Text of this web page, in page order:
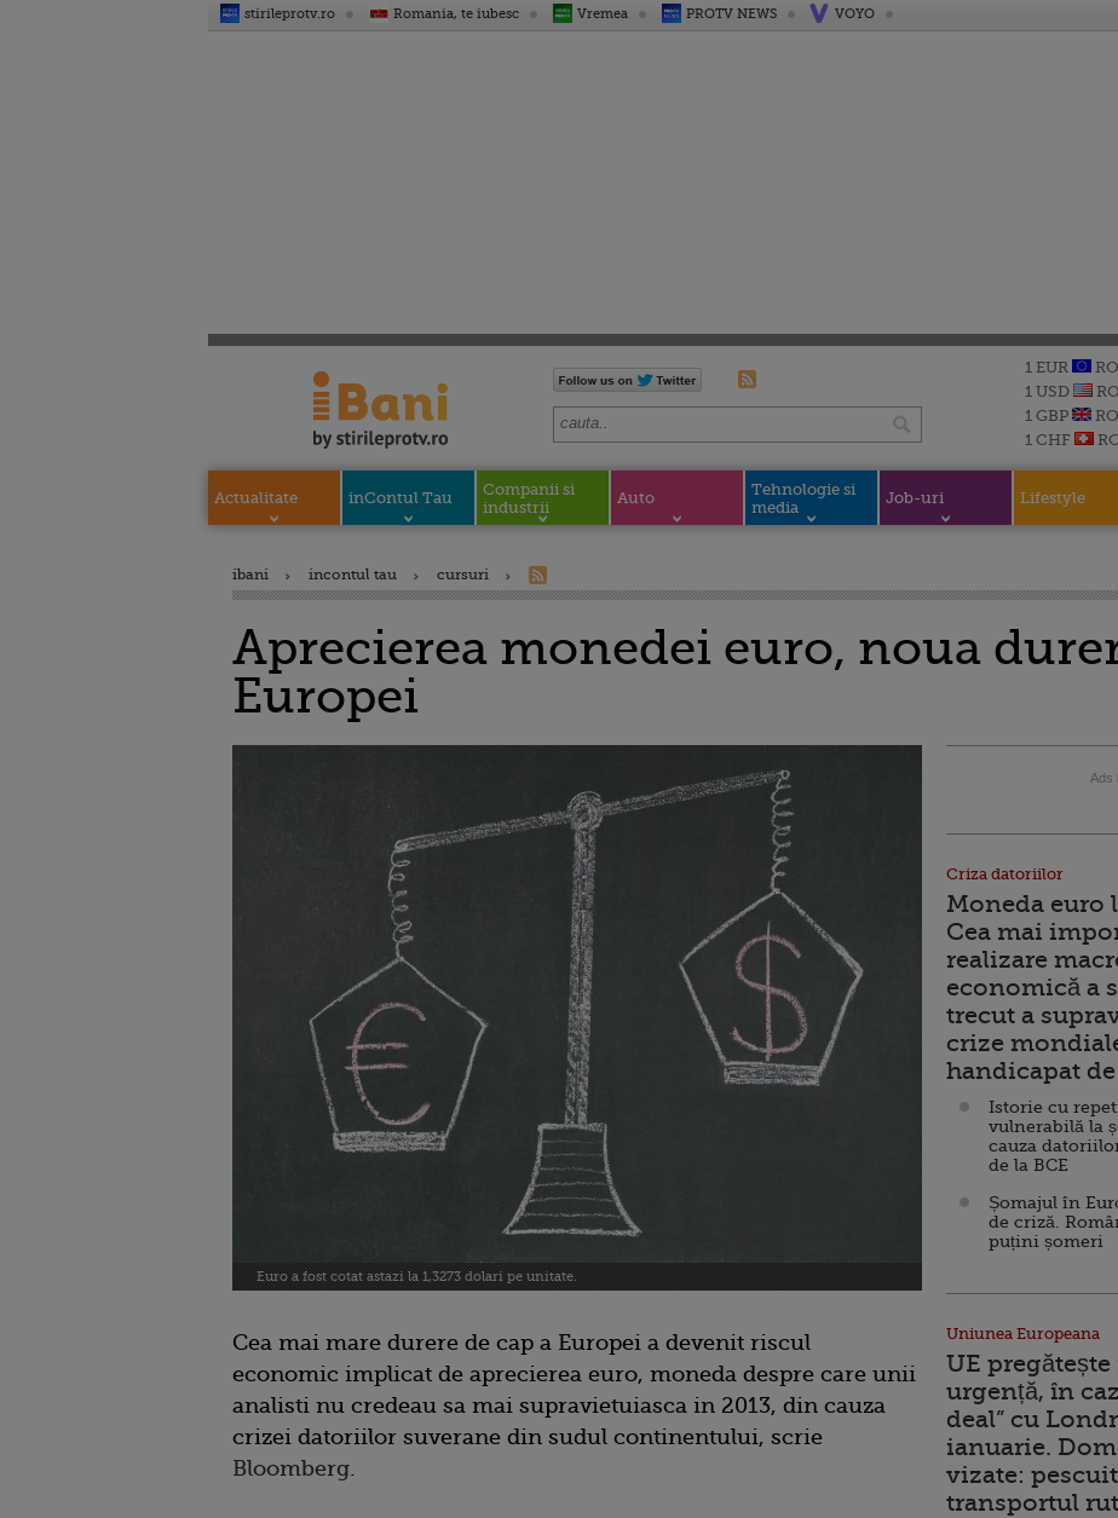
stirileprotv.ro Romania, te iubesc Vremea PROTV NEWS VOYO
1 EUR
1 USD
1 GBP
1 CHF
Actualitate inContul Tau
Companii si
industrii
Auto
Tehnologie si
media
Job-uri Lifestyle
ibani incontul tau cursuri
Aprecierea monedei euro, noua
Europei
Euro a fost cotat astazi la 1,3273 dolari pe unitate.
Cea mai mare durere de cap a Europei a devenit riscul
economic implicat de aprecierea euro, moneda despre care unii
analisti nu credeau sa mai supravietuiasca in 2013, din cauza
crizei datoriilor suverane din sudul continentului, scrie
Bloomberg.
Ads
Criza datoriilor
Moneda euro
Cea mai
realizare
economică a
trecut a
crize
handicapat
Istorie cu
vulnerabilă la
cauza
de la BCE
Șomajul în
de criză.
puțini șomeri
Uniunea Europeana
UE
urgență, în
deal” cu
ianuarie.
vizate:
transportul